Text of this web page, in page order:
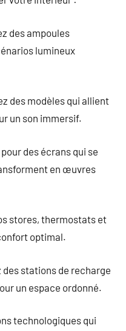
des ampoules
lumineux
des modèles qui allient
un son immersif.
des écrans qui se
en œuvres
stores, thermostats et
optimal.
stations de recharge
un espace ordonné.
technologiques qui